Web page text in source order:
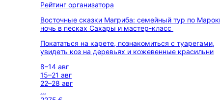
Рейтинг организатора
Восточные сказки Магриба: семейный тур по
ночь в песках Сахары и мастер-класс
Покататься на карете, познакомиться с туарегами,
увидеть коз на деревьях и кожевенные красильни
8–14 авг
15–21 авг
22–28 авг
...